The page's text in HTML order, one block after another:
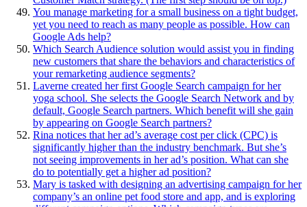
You manage marketing for a small business on a tight budget,
yet you need to reach as many people as possible. How can
Google Ads help?
Which Search Audience solution would assist you in finding
new customers that share the behaviors and characteristics of
your remarketing audience segments?
Laverne created her first Google Search campaign for her
yoga school. She selects the Google Search Network and by
default, Google Search partners. Which benefit will she gain
by appearing on Google Search partners?
Rina notices that her ad’s average cost per click (CPC) is
significantly higher than the industry benchmark. But she’s
not seeing improvements in her ad’s position. What can she
do to potentially get a higher ad position?
Mary is tasked with designing an advertising campaign for her
company’s an online pet food store and app, and is exploring